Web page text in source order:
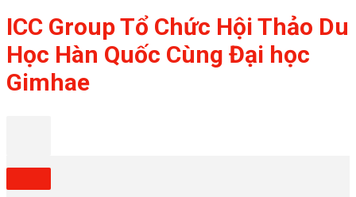
ICC Group Tổ Chức Hội Thảo Du
Học Hàn Quốc Cùng Đại học
Gimhae